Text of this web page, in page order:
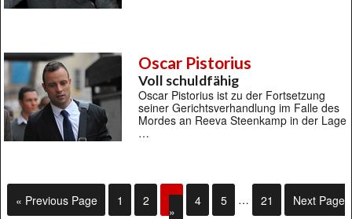
Oscar Pistorius
Voll schuldfähig
Oscar Pistorius ist zu der Fortsetzung
seiner Gerichtsverhandlung im Falle des
Mordes an Reeva Steenkamp in der Lage
…
« Previous Page 1 2 3 4 5 … 21 Next Page
»